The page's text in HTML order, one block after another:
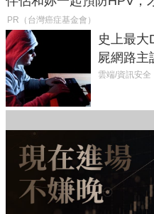
PR（台灣癌症基金會）
史上最大
屍網路主
癱瘓全球！
雲端/資訊安全